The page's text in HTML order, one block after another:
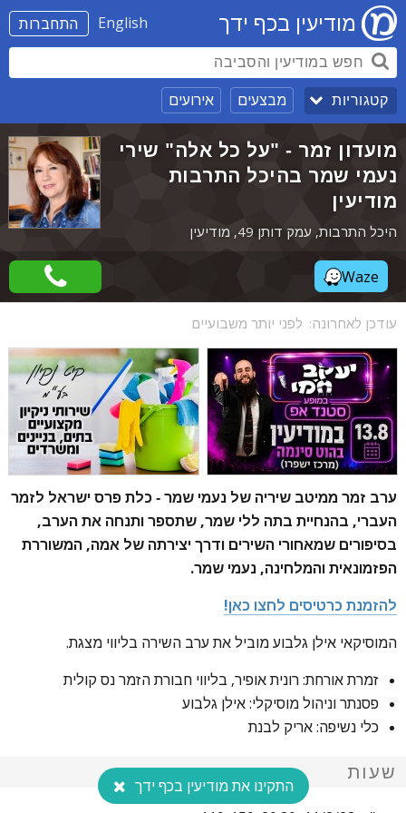
התחברות English מודיעין בכף ידך
קטגוריות מבצעים אירועים
מועדון זמר - "על כל אלה" שירי
נעמי שמר בהיכל התרבות
מודיעין
היכל התרבות, עמק דותן 49, מודיעין
Waze
עודכן לאחרונה: לפני יותר משבועיים
ערב זמר ממיטב שיריה של נעמי שמר - כלת פרס ישראל לזמר
העברי, בהנחיית בתה ללי שמר, שתספר ותנחה את הערב,
בסיפורים שמאחורי השירים ודרך יצירתה של אמה, המשוררת
הפזמונאית והמלחינה, נעמי שמר.
להזמנת כרטיסים לחצו כאן!
המוסיקאי אילן גלבוע מוביל את ערב השירה בליווי מצגת.
זמרת אורחת: רונית אופיר, בליווי חבורת הזמר נס קולית
פסנתר וניהול מוסיקלי: אילן גלבוע
כלי נשיפה: אריק לבנת
שעות
התקינו את מודיעין בכף ידך